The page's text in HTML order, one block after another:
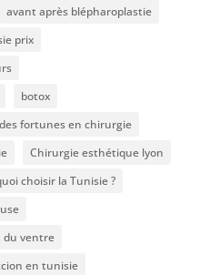
avant après blépharoplastie
prix
botox
fortunes en chirurgie
Chirurgie esthétique lyon
choisir la Tunisie ?
du ventre​
en tunisie